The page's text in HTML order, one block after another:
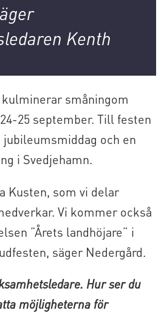
Kenth
småningom
25 september. Till festen
och en
i Svedjehamn.
Kusten, som vi delar
Vi kommer också
”Årets landhöjare” i
säger Nedergård.
Hur ser du
möjligheterna för